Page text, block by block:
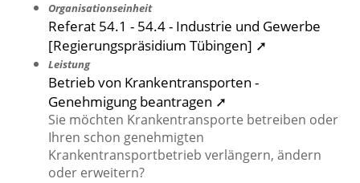
Organisationseinheit
Referat 54.1 - 54.4 - Industrie und Gewerbe
[Regierungspräsidium Tübingen] ➚
Leistung
Betrieb von Krankentransporten -
Genehmigung beantragen ➚
Sie möchten Krankentransporte betreiben oder
Ihren schon genehmigten
Krankentransportbetrieb verlängern, ändern
oder erweitern?